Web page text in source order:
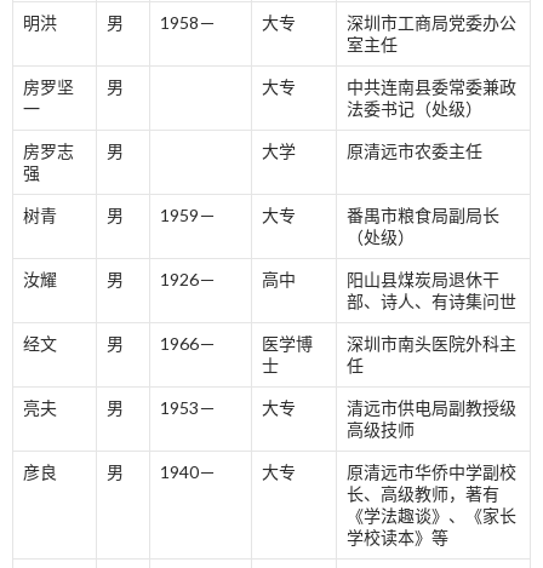
明洪 男 1958－ 大专
深圳市工商局党委办公
室主任
房罗坚
一
男 大专
中共连南县委常委兼政
法委书记（处级）
房罗志
强
男 大学 原清远市农委主任
树青 男 1959－ 大专
番禺市粮食局副局长
（处级）
汝耀 男 1926－ 高中
阳山县煤炭局退休干
部、诗人、有诗集问世
经文 男 1966－
医学博
士
深圳市南头医院外科主
任
亮夫 男 1953－ 大专
清远市供电局副教授级
高级技师
彦良 男 1940­－ 大专
原清远市华侨中学副校
长、高级教师，著有
《学法趣谈》、《家长
学校读本》等